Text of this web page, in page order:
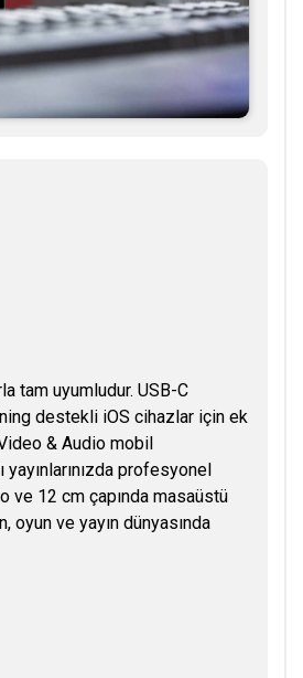
tam uyumludur. USB-C
destekli iOS cihazlar için ek
& Audio mobil
profesyonel
ve 12 cm çapında masaüstü
oyun ve yayın dünyasında